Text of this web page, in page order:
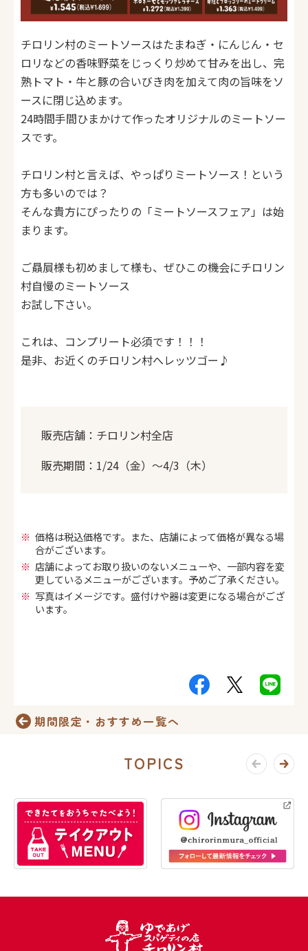
チロリン村のミートソースはたまねぎ・にんじん・セ
ロリなどの香味野菜をじっくり炒めて甘みを出し、完
熟トマト・牛と豚の合いびき肉を加えて肉の旨味をソ
ースに閉じ込めます。
24時間手間ひまかけて作ったオリジナルのミートソー
スです。
チロリン村と言えば、やっぱりミートソース！という
方も多いのでは？
そんな貴方にぴったりの「ミートソースフェア」は始
まります。
ご贔屓様も初めまして様も、ぜひこの機会にチロリン
村自慢のミートソース
お試し下さい。
これは、コンプリート必須です！！！
是非、お近くのチロリン村へレッツゴー♪
販売店舗：チロリン村全店
販売期間：1/24（金）～4/3（木）
価格は税込価格です。また、店舗によって価格が異なる場
合がございます。
店舗によってお取り扱いのないメニューや、一部内容を変
更しているメニューがございます。予めご了承ください。
写真はイメージです。盛付けや器は変更になる場合がござ
います。
期間限定・おすすめ一覧へ
TOPICS